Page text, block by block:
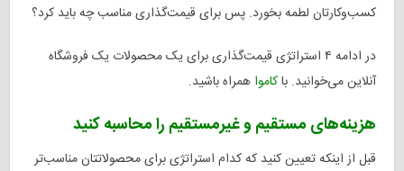
کسب‌وکارتان لطمه بخورد. پس برای قیمت‌گذاری مناسب چه باید کرد؟
در ادامه ۴ استراتژی قیمت‌گذاری برای یک محصولات یک فروشگاه
آنلاین می‌خوانید. باکامواهمراه باشید.
هزینه‌های مستقیم و غیرمستقیم را محاسبه کنید
قبل از اینکه تعیین کنید که کدام استراتژی برای محصولاتتان مناسب‌تر